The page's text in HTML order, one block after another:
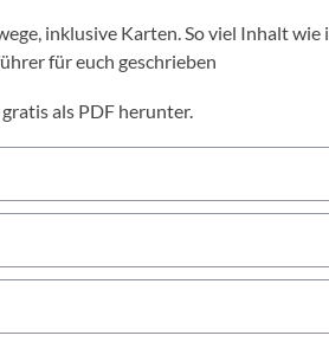
für euch geschrieben
als PDF herunter.